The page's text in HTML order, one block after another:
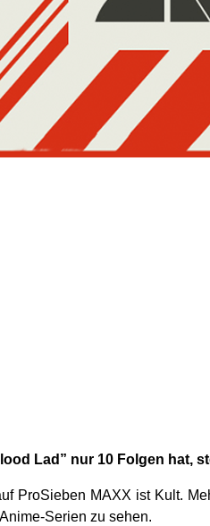
Lad” nur 10 Folgen hat,
ProSieben MAXX ist Kult.
Serien zu sehen.